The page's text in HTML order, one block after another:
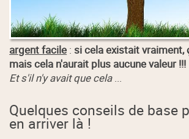
argent facile : si cela existait vraiment,
mais cela n'aurait plus aucune valeur !!!
Et s'il n'y avait que cela...
Quelques conseils de base
en arriver là !